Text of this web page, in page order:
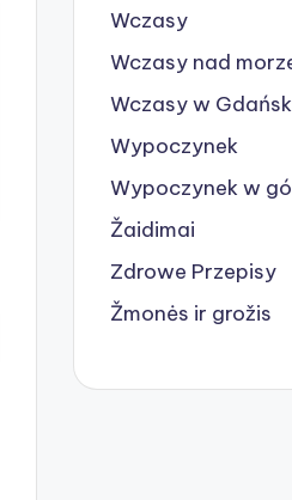
Wczasy
Wczasy nad
Wczasy w
Wypoczynek
Wypoczynek w
Žaidimai
Zdrowe Przepisy
Žmonės ir grožis